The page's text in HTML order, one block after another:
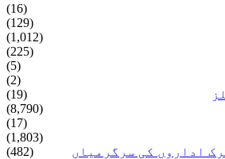
(16)
(129)
(1,012)
(225)
(5)
(2)
(19)
(8,790)
(17)
(1,803)
اداروں کی سرگرمیاں
(482)